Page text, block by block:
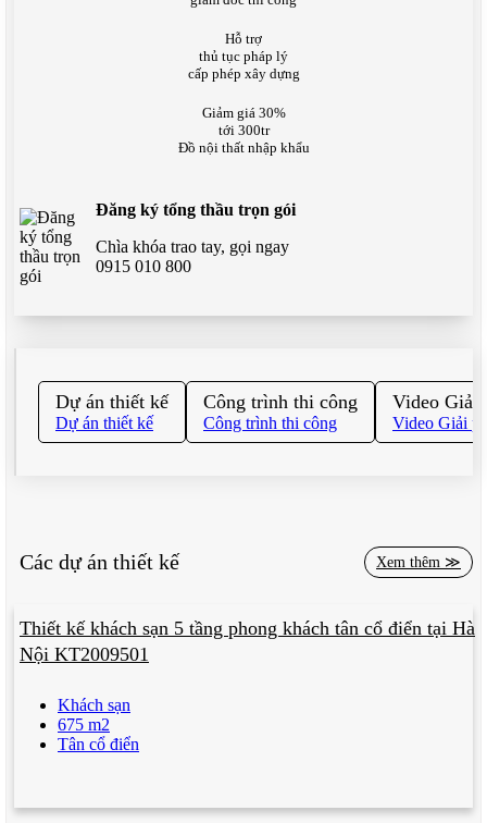
Hỗ trợ
thủ tục pháp lý
cấp phép xây dựng
Giảm giá 30%
tới 300tr
Đồ nội thất nhập khẩu
Đăng ký tổng thầu trọn gói
Chìa khóa trao tay, gọi ngay
0915 010 800
Dự án thiết kế
Dự án thiết kế
Công trình thi công
Công trình thi công
Video Giải
Video Giải
Các dự án thiết kế Xem thêm ≫
Thiết kế khách sạn 5 tầng phong khách tân cổ điển tại Hà
Nội KT2009501
Khách sạn
675 m2
Tân cổ điển